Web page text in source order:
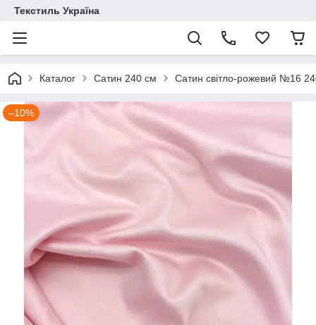
Текстиль Україна
Каталог Сатин 240 см Сатин світло-рожевий №16
–10%